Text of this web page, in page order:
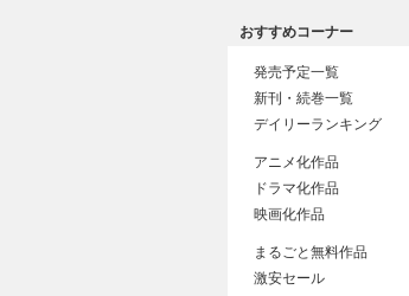
おすすめコーナー
発売予定一覧
新刊・続巻一覧
デイリーランキング
アニメ化作品
ドラマ化作品
映画化作品
まるごと無料作品
激安セール